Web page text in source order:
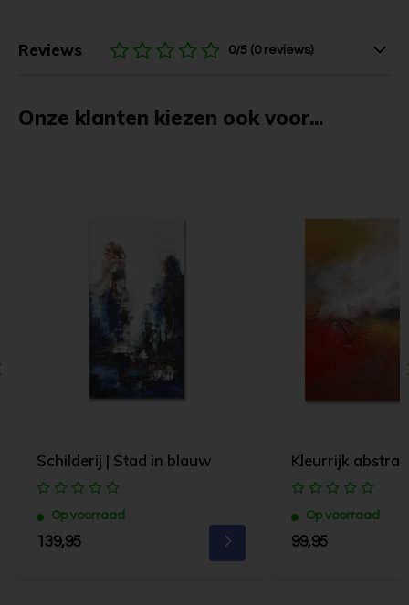
Reviews 0/5 (0 reviews)
Onze klanten kiezen ook voor...
Schilderij | Stad in blauw
Op voorraad
139,95
Kleurrijk
Op voorraad
99,95